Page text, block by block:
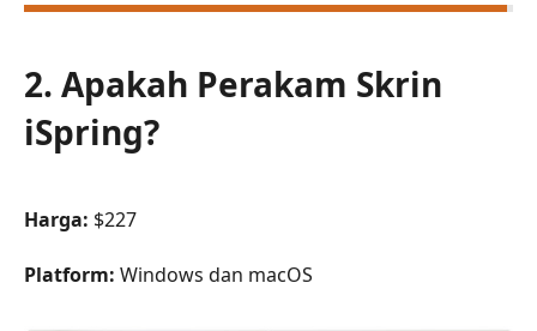
2. Apakah Perakam Skrin
iSpring?
Harga: $227
Platform: Windows dan macOS